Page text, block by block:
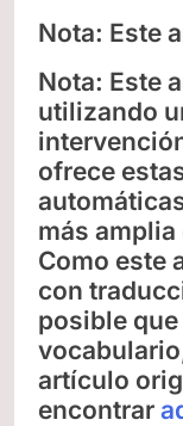
Nota: Este
Nota: Este
utilizando
ofrece
más
Como este
con
posible
artículo
encontrar